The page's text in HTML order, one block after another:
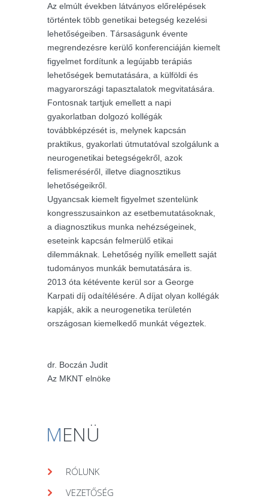
Az elmúlt években látványos előrelépések
történtek több genetikai betegség kezelési
lehetőségeiben. Társaságunk évente
megrendezésre kerülő konferenciáján kiemelt
figyelmet fordítunk a legújabb terápiás
lehetőségek bemutatására, a külföldi és
magyarországi tapasztalatok megvitatására.
Fontosnak tartjuk emellett a napi
gyakorlatban dolgozó kollégák
továbbképzését is, melynek kapcsán
praktikus, gyakorlati útmutatóval szolgálunk a
neurogenetikai betegségekről, azok
felismeréséről, illetve diagnosztikus
lehetőségeikről.
Ugyancsak kiemelt figyelmet szentelünk
kongresszusainkon az esetbemutatásoknak,
a diagnosztikus munka nehézségeinek,
eseteink kapcsán felmerülő etikai
dilemmáknak. Lehetőség nyílik emellett saját
tudományos munkák bemutatására is.
2013 óta kétévente kerül sor a George
Karpati díj odaítélésére. A díjat olyan kollégák
kapják, akik a neurogenetika területén
országosan kiemelkedő munkát végeztek.
dr. Boczán Judit
Az MKNT elnöke
MENÜ
RÓLUNK
VEZETŐSÉG